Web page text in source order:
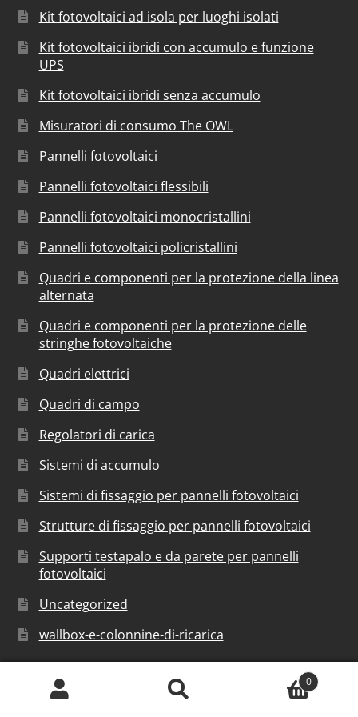
Kit fotovoltaici ad isola per luoghi isolati
Kit fotovoltaici ibridi con accumulo e funzione
UPS
Kit fotovoltaici ibridi senza accumulo
Misuratori di consumo The OWL
Pannelli fotovoltaici
Pannelli fotovoltaici flessibili
Pannelli fotovoltaici monocristallini
Pannelli fotovoltaici policristallini
Quadri e componenti per la protezione della linea
alternata
Quadri e componenti per la protezione delle
stringhe fotovoltaiche
Quadri elettrici
Quadri di campo
Regolatori di carica
Sistemi di accumulo
Sistemi di fissaggio per pannelli fotovoltaici
Strutture di fissaggio per pannelli fotovoltaici
Supporti testapalo e da parete per pannelli
fotovoltaici
Uncategorized
wallbox-e-colonnine-di-ricarica
0